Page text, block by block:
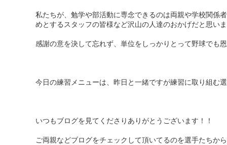
私たちが、勉学や部活動に専念できるのは両親や学校関係
めとするスタッフの皆様など沢山の人達のおかげだと思い
感謝の意を決して忘れず、単位をしっかりとって野球でも
今日の練習メニューは、昨日と一緒ですが練習に取り組む
いつもブログを見てくださりありがとうございます！！
ご両親などブログをチェックして頂いてるのを選手たちか